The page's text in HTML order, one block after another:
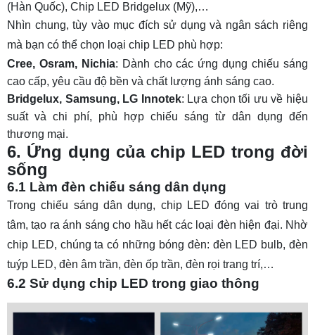
(Hàn Quốc), Chip LED Bridgelux (Mỹ),…
Nhìn chung, tùy vào mục đích sử dụng và ngân sách riêng
mà bạn có thể chọn loại chip LED phù hợp:
Cree, Osram, Nichia: Dành cho các ứng dụng chiếu sáng
cao cấp, yêu cầu độ bền và chất lượng ánh sáng cao.
Bridgelux, Samsung, LG Innotek: Lựa chọn tối ưu về hiệu
suất và chi phí, phù hợp chiếu sáng từ dân dụng đến
thương mại.
6. Ứng dụng của chip LED trong đời
sống
6.1 Làm đèn chiếu sáng dân dụng
Trong chiếu sáng dân dụng, chip LED đóng vai trò trung
tâm, tạo ra ánh sáng cho hầu hết các loại đèn hiện đại. Nhờ
chip LED, chúng ta có những bóng đèn: đèn LED bulb,đèn
tuýp LED, đèn âm trần, đèn ốp trần, đèn rọi trang trí,…
6.2 Sử dụng chip LED trong giao thông